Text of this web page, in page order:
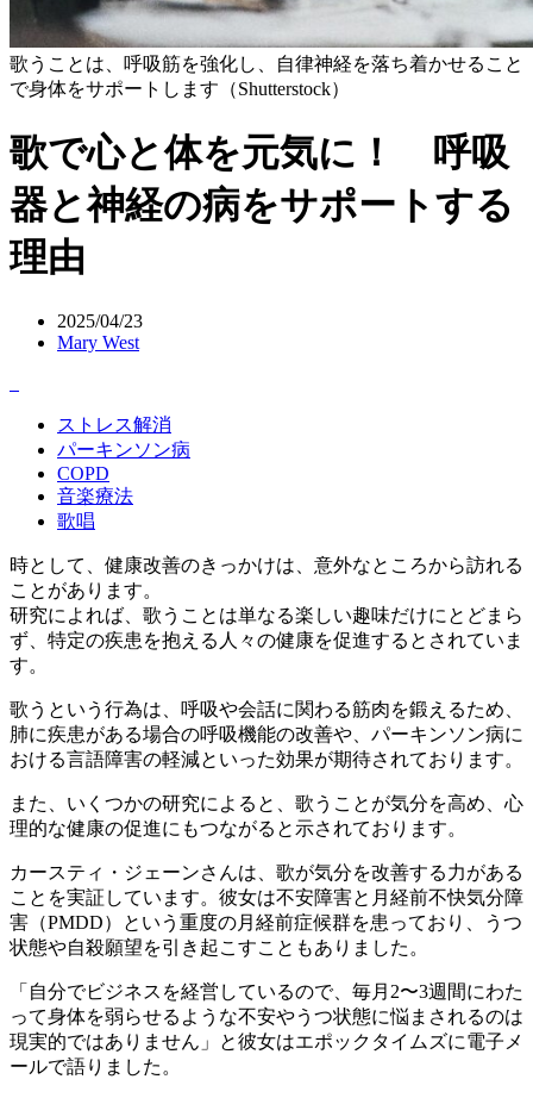
歌うことは、呼吸筋を強化し、自律神経を落ち着かせること
で身体をサポートします（Shutterstock）
歌で心と体を元気に！ 呼吸
器と神経の病をサポートする
理由
2025/04/23
Mary West
ストレス解消
パーキンソン病
COPD
音楽療法
歌唱
時として、健康改善のきっかけは、意外なところから訪れる
ことがあります。
研究によれば、歌うことは単なる楽しい趣味だけにとどまら
ず、特定の疾患を抱える人々の健康を促進するとされていま
す。
歌うという行為は、呼吸や会話に関わる筋肉を鍛えるため、
肺に疾患がある場合の呼吸機能の改善や、パーキンソン病に
おける言語障害の軽減といった効果が期待されております。
また、いくつかの研究によると、歌うことが気分を高め、心
理的な健康の促進にもつながると示されております。
カースティ・ジェーンさんは、歌が気分を改善する力がある
ことを実証しています。彼女は不安障害と月経前不快気分障
害（PMDD）という重度の月経前症候群を患っており、うつ
状態や自殺願望を引き起こすこともありました。
「自分でビジネスを経営しているので、毎月2〜3週間にわた
って身体を弱らせるような不安やうつ状態に悩まされるのは
現実的ではありません」と彼女はエポックタイムズに電子メ
ールで語りました。